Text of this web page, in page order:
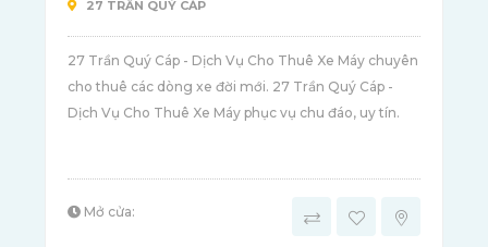
27 TRẦN QUÝ CÁP
27 Trần Quý Cáp - Dịch Vụ Cho Thuê Xe Máy chuyên
cho thuê các dòng xe đời mới. 27 Trần Quý Cáp -
Dịch Vụ Cho Thuê Xe Máy phục vụ chu đáo, uy tín.
Mở cửa: